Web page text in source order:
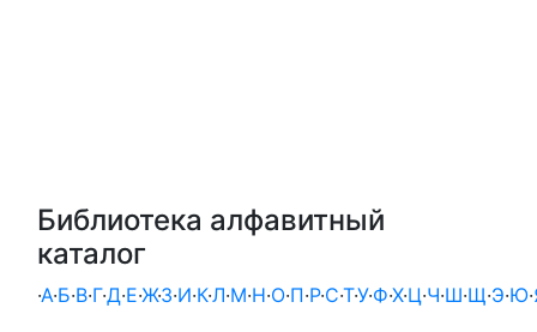
Библиотека алфавитный
каталог
·А·Б·В·Г·Д·Е·Ж·З·И·К·Л·М·Н·О·П·Р·С·Т·У·Ф·Х·Ц·Ч·Ш·Щ·Э·Ю·